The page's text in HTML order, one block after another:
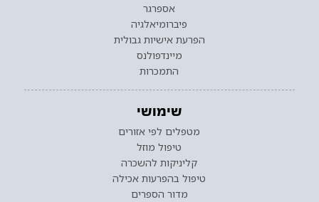
אספרגר
פיברומיאלגיה
הפרעת אישיות גבולית
מיינדפולנס
התמכרות
שימושי
מטפלים לפי אזורים
טיפול מוזל
קליניקות להשכרה
טיפול בהפרעות אכילה
מדור הספרים